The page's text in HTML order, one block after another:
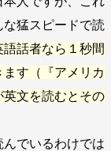
猛スピードで読
話者なら１秒間
す（『アメリカ
文を読むとその
でいるわけでは